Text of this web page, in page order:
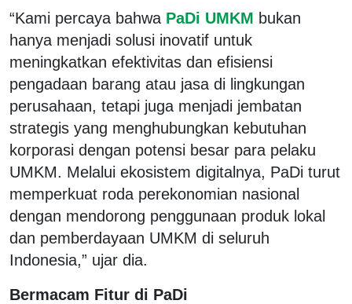
“Kami percaya bahwa PaDi UMKM bukan
hanya menjadi solusi inovatif untuk
meningkatkan efektivitas dan efisiensi
pengadaan barang atau jasa di lingkungan
perusahaan, tetapi juga menjadi jembatan
strategis yang menghubungkan kebutuhan
korporasi dengan potensi besar para pelaku
UMKM. Melalui ekosistem digitalnya, PaDi turut
memperkuat roda perekonomian nasional
dengan mendorong penggunaan produk lokal
dan pemberdayaan UMKM di seluruh
Indonesia,” ujar dia.
Bermacam Fitur di PaDi